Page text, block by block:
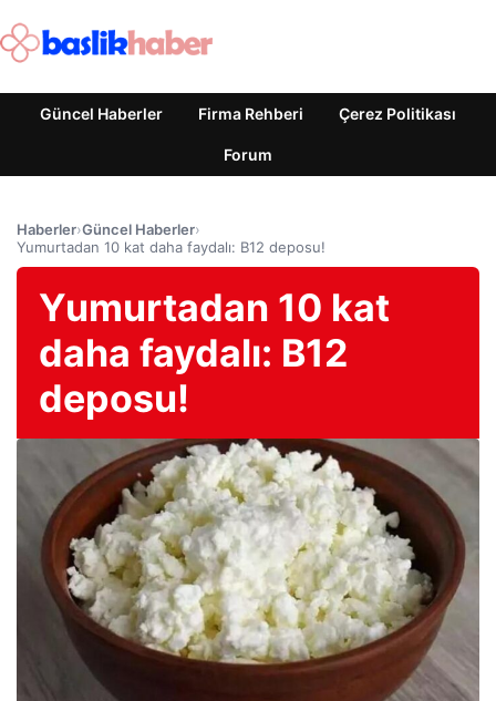
Güncel Haberler Firma Rehberi Çerez Politikası
Forum
Haberler›Güncel Haberler›
Yumurtadan 10 kat daha faydalı: B12 deposu!
Yumurtadan 10 kat
daha faydalı: B12
deposu!